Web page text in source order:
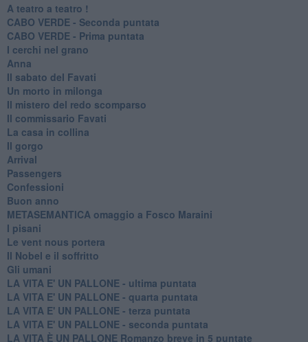
A teatro a teatro !
CABO VERDE - Seconda puntata
CABO VERDE - Prima puntata
I cerchi nel grano
Anna
Il sabato del Favati
Un morto in milonga
Il mistero del redo scomparso
Il commissario Favati
La casa in collina
Il gorgo
Arrival
Passengers
Confessioni
Buon anno
METASEMANTICA omaggio a Fosco Maraini
I pisani
Le vent nous portera
Il Nobel e il soffritto
Gli umani
LA VITA E' UN PALLONE - ultima puntata
LA VITA E' UN PALLONE - quarta puntata
LA VITA E' UN PALLONE - terza puntata
LA VITA E' UN PALLONE - seconda puntata
LA VITA È UN PALLONE Romanzo breve in 5 puntate